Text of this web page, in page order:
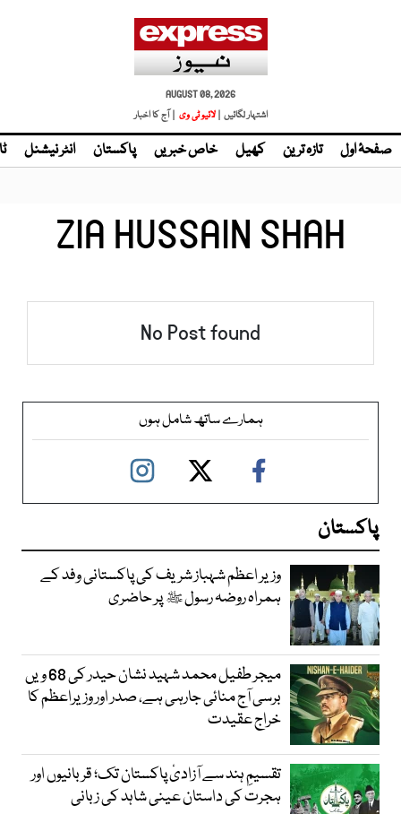
AUGUST 08, 2026
اشتہار لگائیں | لائیو ٹی وی | آج کا اخبار
صفحۂ اول تازہ ترین کھیل خاص خبریں پاکستان انٹر نیشنل
ZIA HUSSAIN SHAH
No Post found
ہمارے ساتھ شامل ہوں
پاکستان
وزیر اعظم شہباز شریف کی پاکستانی وفد کے
ہمراہ روضہ رسول ﷺ پر حاضری
میجر طفیل محمد شہید نشان حیدر کی 68 ویں
برسی آج منائی جارہی ہے، صدر اور وزیراعظم کا
خراج عقیدت
تقسیمِ ہند سے آزادیٔ پاکستان تک؛ قربانیوں اور
ہجرت کی داستان عینی شاہد کی زبانی